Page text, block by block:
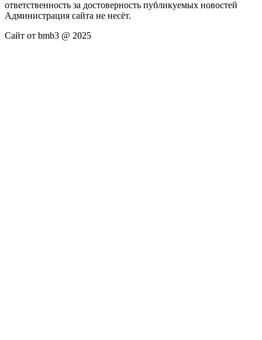
ответственность за достоверность публикуемых новостей
Администрация сайта не несёт.
Сайт от bmb3 @ 2025